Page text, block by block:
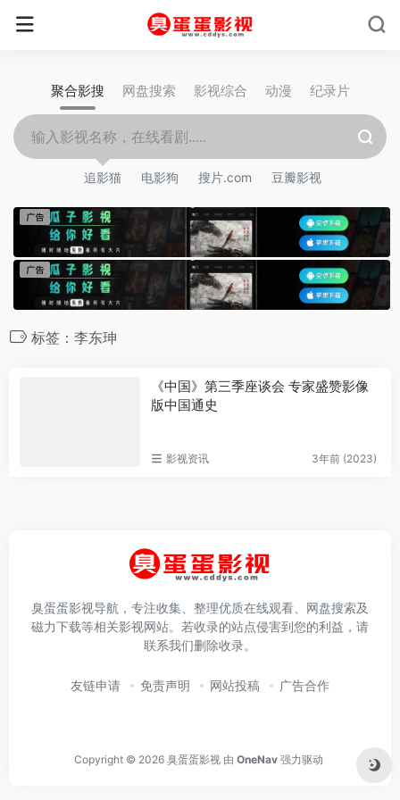
聚合影搜 网盘搜索 影视综合 动漫 纪录片
追影猫 电影狗 搜片.com 豆瓣影视
标签：李东珅
《中国》第三季座谈会 专家盛赞影像
版中国通史
影视资讯 3年前 (2023)
臭蛋蛋影视导航，专注收集、整理优质在线观看、网盘搜索及
磁力下载等相关影视网站。若收录的站点侵害到您的利益，请
联系我们删除收录。
友链申请 免责声明 网站投稿 广告合作
Copyright © 2026 臭蛋蛋影视 由 OneNav 强力驱动